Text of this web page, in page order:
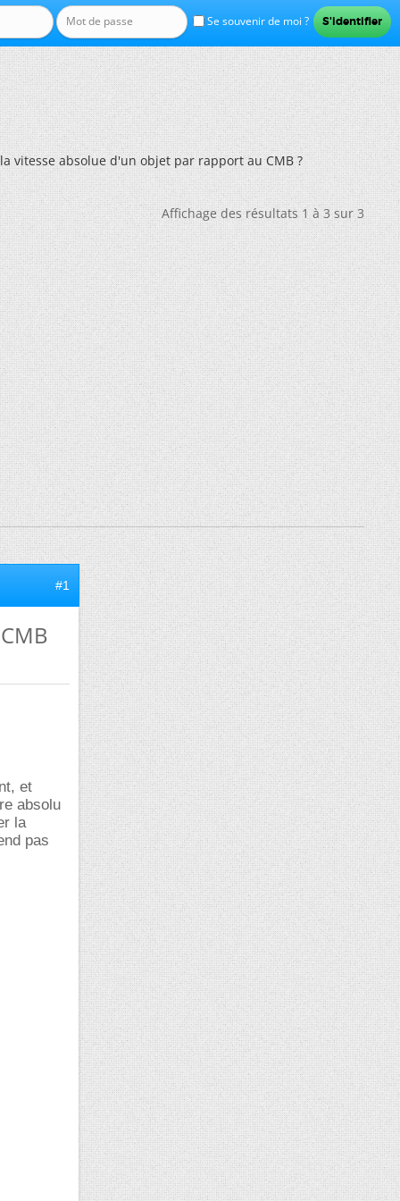
Se souvenir de moi ?
vitesse absolue d'un objet par rapport au CMB ?
Affichage des résultats 1 à 3 sur 3
#1
et
absolu
la
pas